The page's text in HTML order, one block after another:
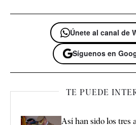
Únete al canal de
Síguenos en
TE PUEDE
Así han sido los tres